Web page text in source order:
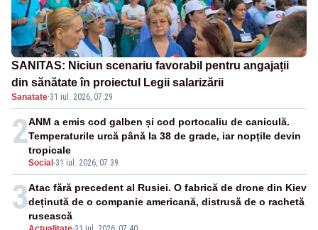
SANITAS: Niciun scenariu favorabil pentru angajații
din sănătate în proiectul Legii salarizării
Sanatate·31 iul. 2026, 07:29
2
Social -31 iul. 2026, 07:39
ANM a emis cod galben și cod portocaliu de caniculă.
Temperaturile urcă până la 38 de grade, iar nopțile devin
tropicale
3Atac fără precedent al Rusiei. O fabrică de drone din Kiev
deținută de o companie americană, distrusă de o rachetă
rusească